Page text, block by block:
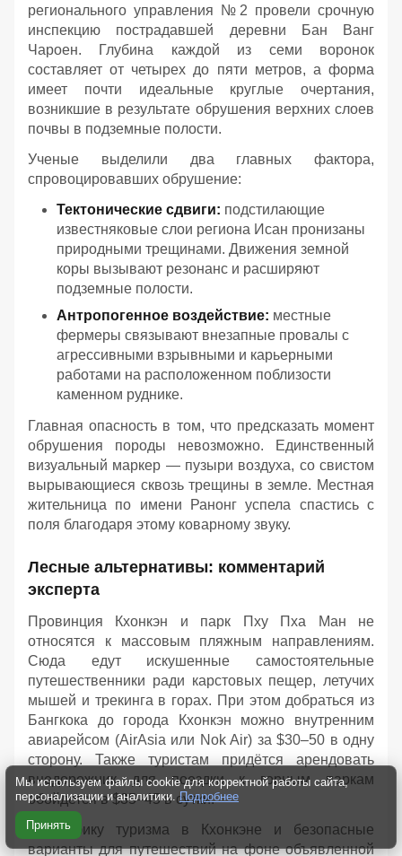
регионального управления №2 провели срочную
инспекцию пострадавшей деревни Бан Ванг
Чароен. Глубина каждой из семи воронок
составляет от четырех до пяти метров, а форма
имеет почти идеальные круглые очертания,
возникшие в результате обрушения верхних слоев
почвы в подземные полости.
Ученые выделили два главных фактора,
спровоцировавших обрушение:
Тектонические сдвиги: подстилающие
известняковые слои региона Исан пронизаны
природными трещинами. Движения земной
коры вызывают резонанс и расширяют
подземные полости.
Антропогенное воздействие: местные
фермеры связывают внезапные провалы с
агрессивными взрывными и карьерными
работами на расположенном поблизости
каменном руднике.
Главная опасность в том, что предсказать момент
обрушения породы невозможно. Единственный
визуальный маркер — пузыри воздуха, со свистом
вырывающиеся сквозь трещины в земле. Местная
жительница по имени Ранонг успела спастись с
поля благодаря этому коварному звуку.
Лесные альтернативы: комментарий
эксперта
Провинция Кхонкэн и парк Пху Пха Ман не
относятся к массовым пляжным направлениям.
Сюда едут искушенные самостоятельные
путешественники ради карстовых пещер, летучих
мышей и трекинга в горах. При этом добраться из
Бангкока до города Кхонкэн можно внутренним
авиарейсом (AirAsia или Nok Air) за $30–50 в одну
сторону. Также туристам придётся арендовать
внедорожник для поездки к горным паркам
обойдется в $35–45 в сутки.
Специфику туризма в Кхонкэне и безопасные
варианты для путешествий на фоне объявленной
Мы используем файлы cookie для корректной работы сайта,
персонализации и аналитики. Подробнее
Принять